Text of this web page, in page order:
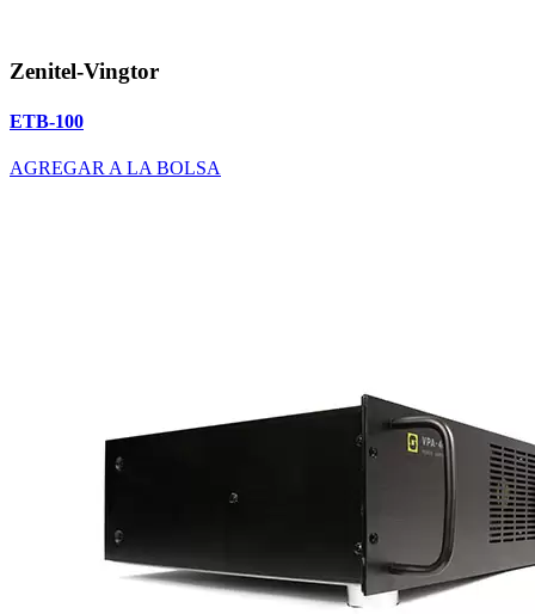
Zenitel-Vingtor
ETB-100
AGREGAR A LA BOLSA